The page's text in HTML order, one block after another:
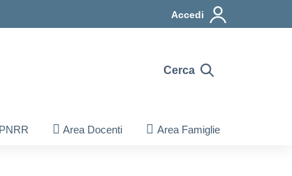
Accedi
Cerca
PNRR Area Docenti Area Famiglie